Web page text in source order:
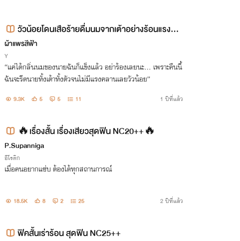
วัวน้อยโดนเสือร้ายดื่มนมจากเต้าอย่างร้อนแรงสุด
ฟิน! NC20+
ผ้าแพรสีฟ้า
Y
“แค่ได้กลิ่นนมของนายฉันก็แข็งแล้ว อย่าร้องเลยนะ… เพราะคืนนี้
ฉันจะรีดนายทั้งเต้าทั้งตัวจนไม่มีแรงคลานเลยวัวน้อย”
9.3K 5 5 11 1 ปีที่แล้ว
🔥เรื่องสั้น เรื่องเสียวสุดฟิน NC20++🔥
P.Supanniga
อีโรติก
เมื่อคนอยากแซ่บ ต้องได้ทุกสถานการณ์
18.5K 8 2 25 2 ปีที่แล้ว
ฟิคสั้นเร่าร้อน สุดฟิน NC25++